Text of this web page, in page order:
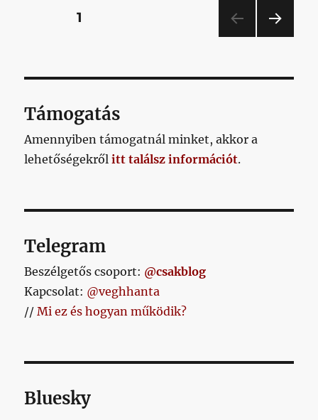
Lanzafame
Tumblren
Bejegyzések
OLDAL1
OLD
Támogatás
Amennyiben támogatnál minket, akkor a
lehetőségekrőlitt találsz információt.
Telegram
Beszélgetős csoport: @csakblog
Kapcsolat: @veghhanta
//Mi ez és hogyan működik?
Bluesky